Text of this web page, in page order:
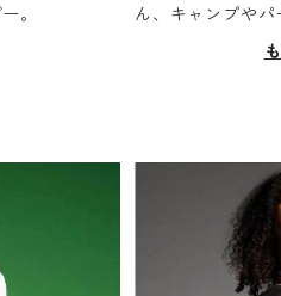
。
ん、キャンプやパ